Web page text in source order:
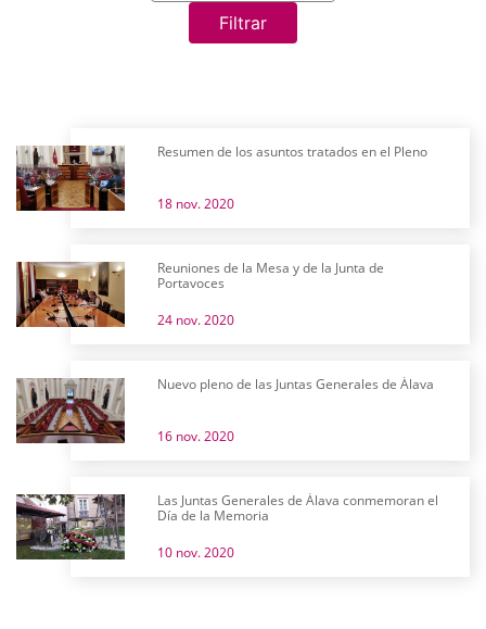
Filtrar
Resumen de los asuntos tratados en el Pleno
18 nov. 2020
Reuniones de la Mesa y de la Junta de
Portavoces
24 nov. 2020
Nuevo pleno de las Juntas Generales de Álava
16 nov. 2020
Las Juntas Generales de Álava conmemoran el
Día de la Memoria
10 nov. 2020